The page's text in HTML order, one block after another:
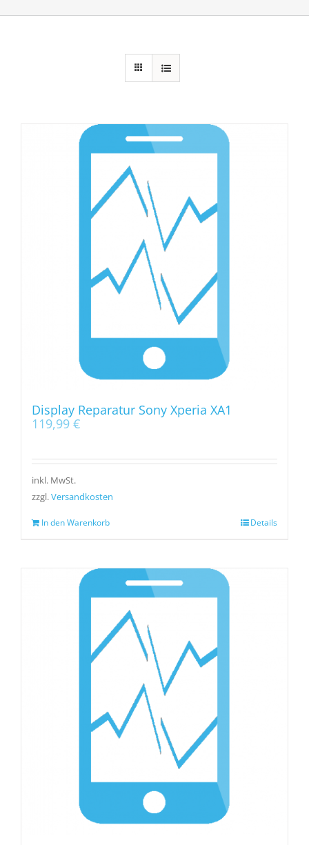
Display Reparatur Sony Xperia XA1
119,99 €
inkl. MwSt.
zzgl.Versandkosten
In den Warenkorb Details